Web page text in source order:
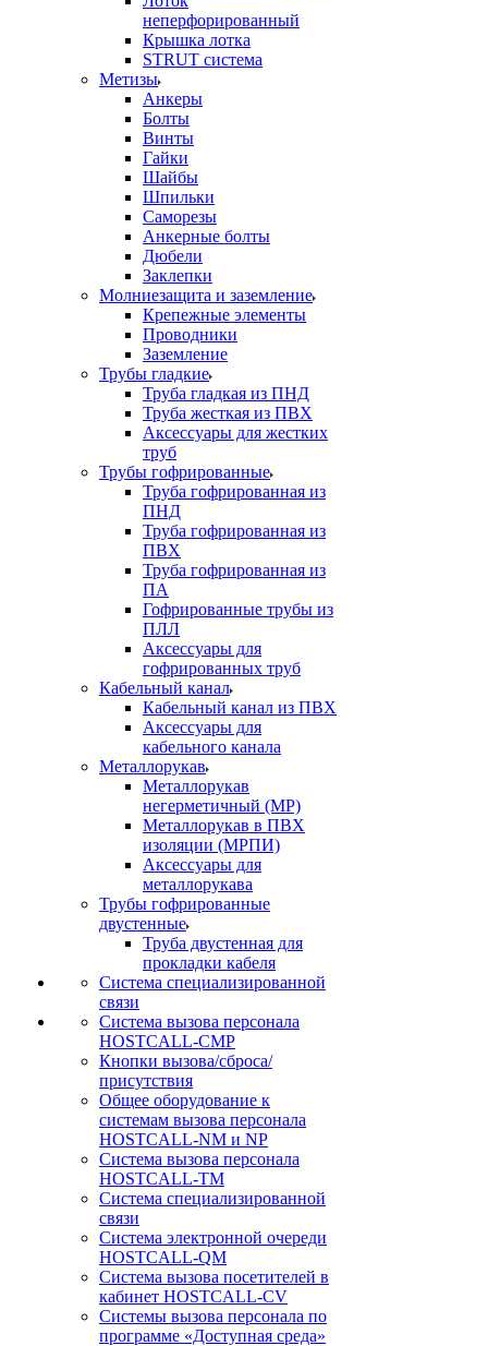
неперфорированный
Крышка лотка
STRUT система
Метизы
Анкеры
Болты
Винты
Гайки
Шайбы
Шпильки
Саморезы
Анкерные болты
Дюбели
Заклепки
Молниезащита и заземление
Крепежные элементы
Проводники
Заземление
Трубы гладкие
Труба гладкая из ПНД
Труба жесткая из ПВХ
Аксессуары для жестких
труб
Трубы гофрированные
Труба гофрированная из
ПНД
Труба гофрированная из
ПВХ
Труба гофрированная из
ПА
Гофрированные трубы из
ПЛЛ
Аксессуары для
гофрированных труб
Кабельный канал
Кабельный канал из ПВХ
Аксессуары для
кабельного канала
Металлорукав
Металлорукав
негерметичный (МР)
Металлорукав в ПВХ
изоляции (МРПИ)
Аксессуары для
металлорукава
Трубы гофрированные
двустенные
Труба двустенная для
прокладки кабеля
Система специализированной
связи
Cистема вызова персонала
HOSTCALL-CMP
Кнопки вызова/сброса/
присутствия
Общее оборудование к
системам вызова персонала
HOSTCALL-NM и NP
Система вызова персонала
HOSTCALL-TM
Система специализированной
связи
Система электронной очереди
HOSTCALL-QM
Cистема вызова посетителей в
кабинет HOSTCALL-CV
Системы вызова персонала по
программе «Доступная среда»